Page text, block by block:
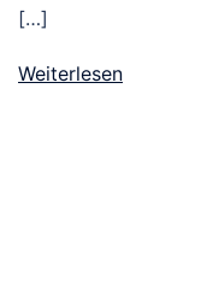
[…]
Weiterlesen